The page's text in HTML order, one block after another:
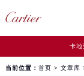
卡地
当前位置： 首页 > 文章库